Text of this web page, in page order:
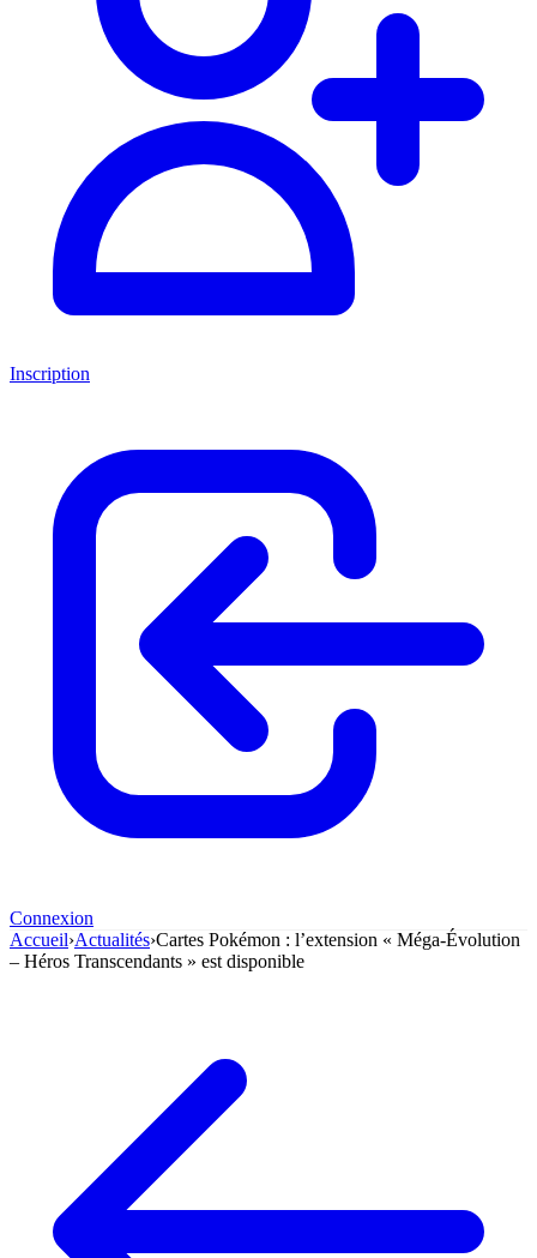
Inscription
Connexion
Accueil›Actualités›Cartes Pokémon : l’extension « Méga-Évolution
– Héros Transcendants » est disponible